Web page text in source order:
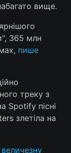
вище.
365 млн
пише
треку з
Spotify пісні
злетіла на